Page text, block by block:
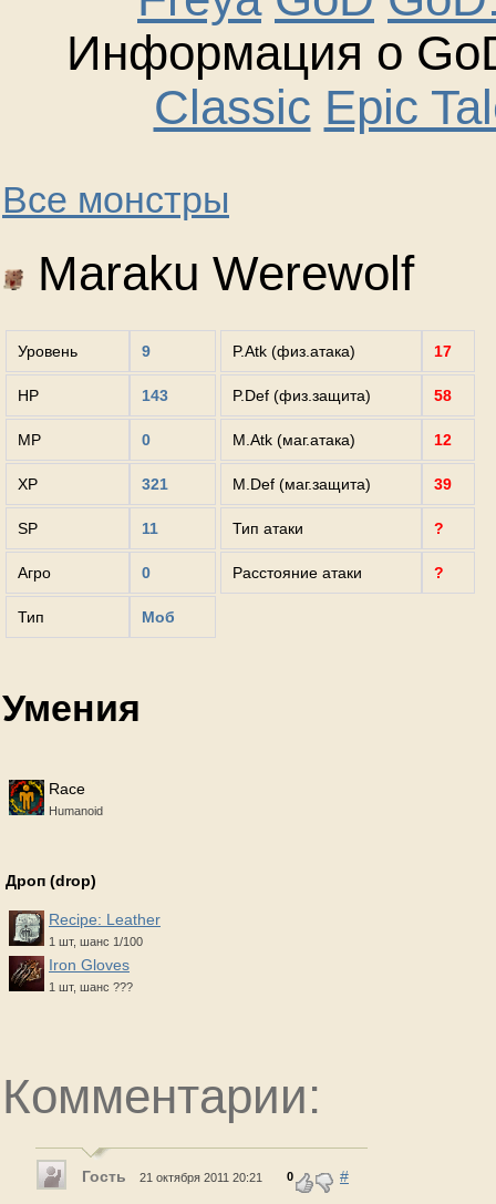
Информация о
Classic Epic
Все монстры
Maraku Werewolf
Уровень 9
HP 143
MP 0
XP 321
SP 11
Агро 0
Тип Моб
P.Atk (физ.атака) 17
P.Def (физ.защита) 58
M.Atk (маг.атака) 12
M.Def (маг.защита) 39
Тип атаки ?
Расстояние атаки ?
Умения
Race
Humanoid
Дроп (drop)
Recipe: Leather
1 шт, шанс 1/100
Iron Gloves
1 шт, шанс ???
Комментарии:
Гость 21 октября 2011 20:21 0 #